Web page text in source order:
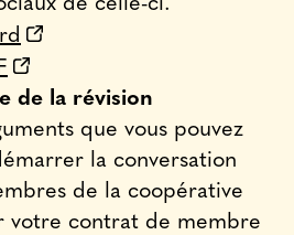
de celle-ci.
de la révision
que vous pouvez
la conversation
de la coopérative
votre contrat de membre